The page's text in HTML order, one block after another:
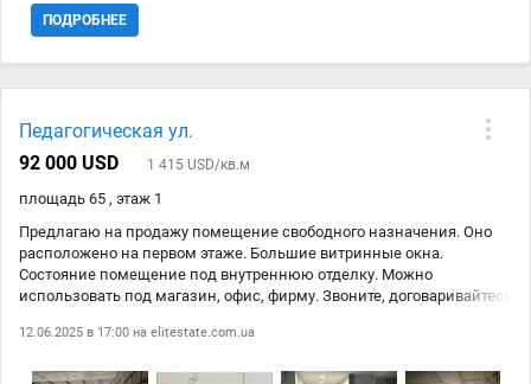
ПОДРОБНЕЕ
Педагогическая ул.
92 000 USD
1 415 USD/кв.м
площадь 65 , этаж 1
Предлагаю на продажу помещение свободного назначения. Оно
расположено на первом этаже. Большие витринные окна.
Состояние помещение под внутреннюю отделку. Можно
использовать под магазин, офис, фирму. Звоните, договаривайтесь
12.06.2025 в 17:00 на elitestate.com.ua